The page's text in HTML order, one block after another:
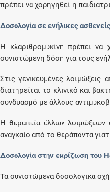
πρέπει να χορηγηθεί η
Δοσολογία σε ενήλικες
Η κλαριθρομυκίνη πρέπει να
συνιστώμενη δόση για τους
Στις γενικευμένες λοιμώξεις
διατηρείται το κλινικό και
συνδυασμό με άλλους
Η θεραπεία άλλων λοιμώξεων
αναγκαίο από το θεράποντα
Δοσολογία στην εκρίζωση του
Τα συνιστώμενα δοσολογικά